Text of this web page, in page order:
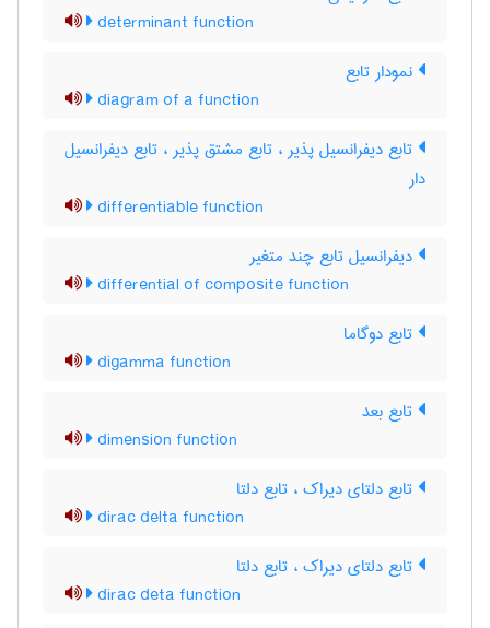
determinant function
نمودار تابع
diagram of a function
تابع دیفرانسیل پذیر ، تابع مشتق پذیر ، تابع دیفرانسیل
دار
differentiable function
دیفرانسیل تابع چند متغیر
differential of composite function
تابع دوگاما
digamma function
تابع بعد
dimension function
تابع دلتای دیراک ، تابع دلتا
dirac delta function
تابع دلتای دیراک ، تابع دلتا
dirac deta function